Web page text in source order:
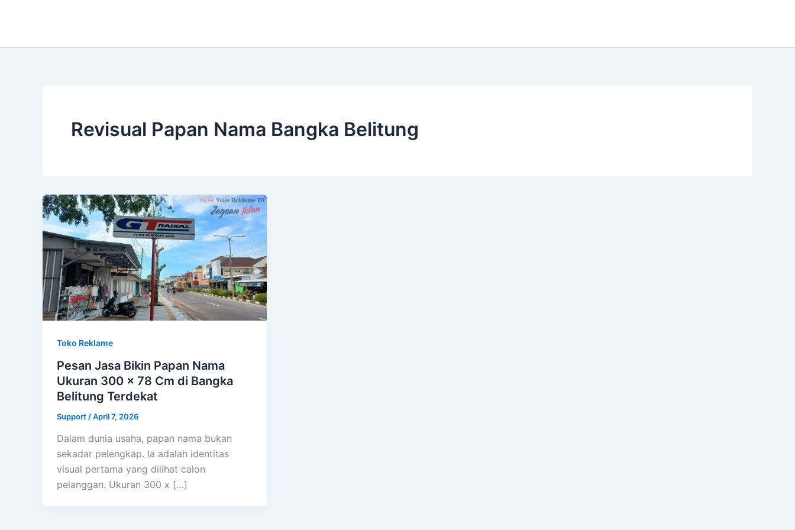
Revisual Papan Nama Bangka Belitung
Toko Reklame
Pesan Jasa Bikin Papan Nama
Ukuran 300 x 78 Cm di Bangka
Belitung Terdekat
Support /April 7, 2026
Dalam dunia usaha, papan nama bukan
sekadar pelengkap. Ia adalah identitas
visual pertama yang dilihat calon
pelanggan. Ukuran 300 x […]